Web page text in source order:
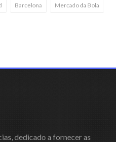
Barcelona Mercado da Bola
dedicado a fornecer as